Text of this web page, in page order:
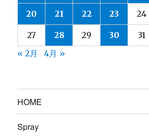
20 21 22 23 24
27 28 29 30
31
« 2月
4月 »
HOME
Spray